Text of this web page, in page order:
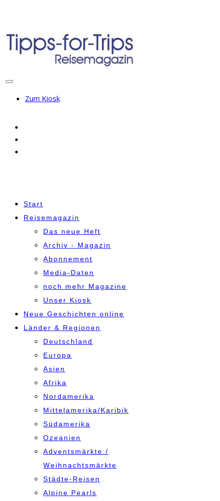
Zum Kiosk
Start
Reisemagazin
Das neue Heft
Archiv - Magazin
Abonnement
Media-Daten
noch mehr Magazine
Unser Kiosk
Neue Geschichten online
Länder & Regionen
Deutschland
Europa
Asien
Afrika
Nordamerika
Mittelamerika/Karibik
Südamerika
Ozeanien
Adventsmärkte /
Weihnachtsmärkte
Städte-Reisen
Alpine Pearls